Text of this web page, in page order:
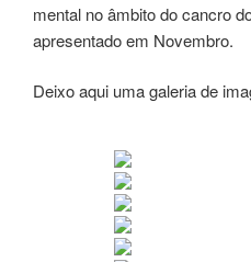
mental no âmbito do cancro
apresentado em Novembro.
Deixo aqui uma galeria de